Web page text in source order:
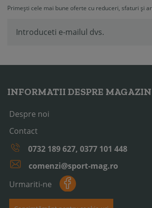
Primești cele mai bune oferte cu reduceri, sfaturi și
INFORMATII DESPRE MAGAZIN
Despre noi
Contact
0732 189 627, 0377 101 448
comenzi@sport-mag.ro
Urmariti-ne